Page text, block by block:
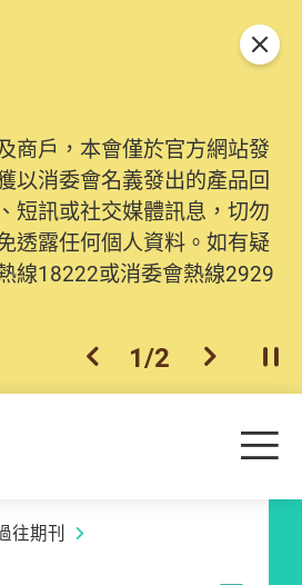
商戶，本會僅於官方網站發
以消委會名義發出的產品回
短訊或社交媒體訊息，切勿
透露任何個人資料。如有疑
線18222或消委會熱線2929
上一個
1/2 下一個開
關閉
目
往期刊